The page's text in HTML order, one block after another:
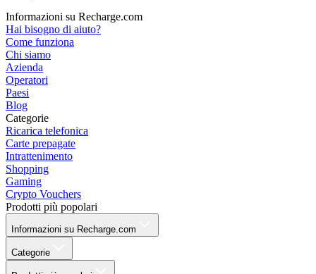
Informazioni su Recharge.com
Hai bisogno di aiuto?
Come funziona
Chi siamo
Azienda
Operatori
Paesi
Blog
Categorie
Ricarica telefonica
Carte prepagate
Intrattenimento
Shopping
Gaming
Crypto Vouchers
Prodotti più popolari
Informazioni su Recharge.com
Categorie